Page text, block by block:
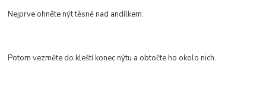
Nejprve ohněte nýt těsně nad andílkem.
Potom vezměte do kleští konec nýtu a obtočte ho okolo nich.